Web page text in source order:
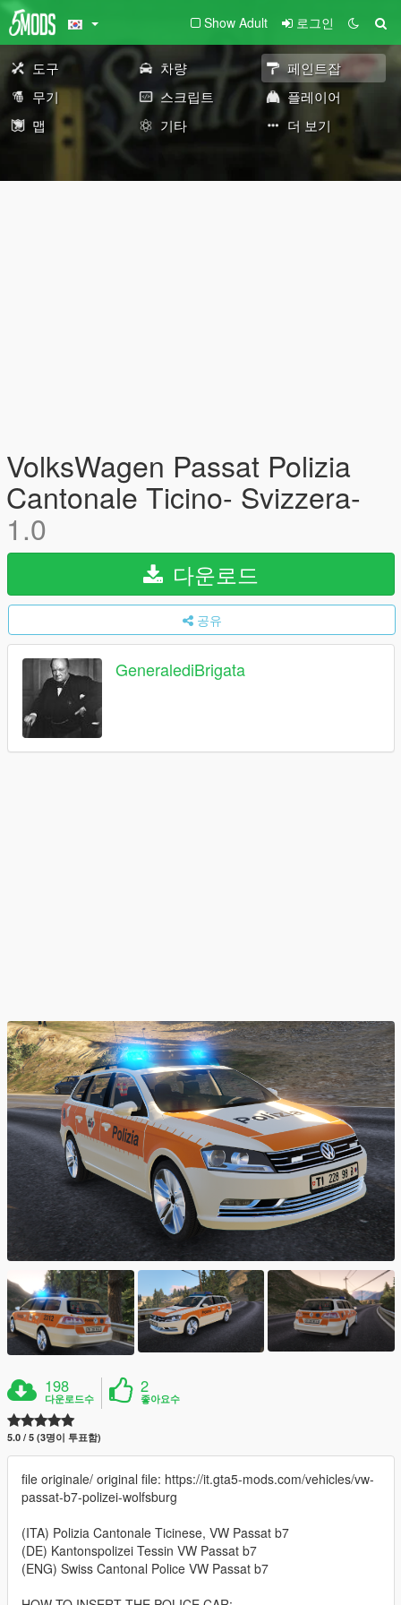
Show Adult 로그인
도구 차량
페인트잡
무기
스크립트
플레이어
맵
기타 더 보기
VolksWagen Passat Polizia
Cantonale Ticino- Svizzera-
1.0
다운로드
공유
GeneralediBrigata
198
다운로드수
2
좋아요수
5.0 / 5 (3명이 투표함)
file originale/ original file: https://it.gta5-mods.com/vehicles/vw-
passat-b7-polizei-wolfsburg
(ITA) Polizia Cantonale Ticinese, VW Passat b7
(DE) Kantonspolizei Tessin VW Passat b7
(ENG) Swiss Cantonal Police VW Passat b7